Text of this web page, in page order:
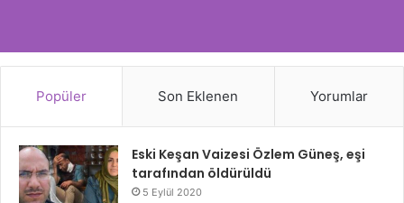
Popüler Son Eklenen Yorumlar
Eski Keşan Vaizesi Özlem Güneş, eşi
tarafından öldürüldü
5 Eylül 2020